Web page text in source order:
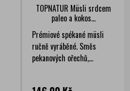
TOPNATUR Müsli srdcem
paleo a kokos...
Prémiové spékané müsli
ručně vyráběné. Směs
pekanových ořechů,...